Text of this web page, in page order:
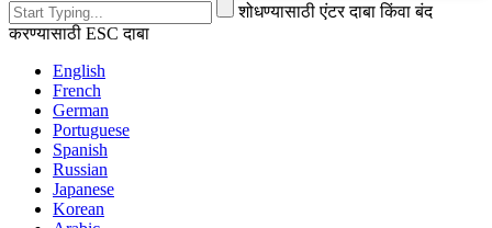
शोधण्यासाठी एंटर दाबा किंवा बंद
करण्यासाठी ESC दाबा
English
French
German
Portuguese
Spanish
Russian
Japanese
Korean